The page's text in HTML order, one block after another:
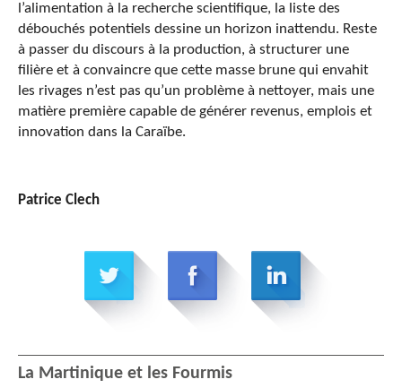
l’alimentation à la recherche scientifique, la liste des
débouchés potentiels dessine un horizon inattendu. Reste
à passer du discours à la production, à structurer une
filière et à convaincre que cette masse brune qui envahit
les rivages n’est pas qu’un problème à nettoyer, mais une
matière première capable de générer revenus, emplois et
innovation dans la Caraïbe.
Patrice Clech
La Martinique et les Fourmis